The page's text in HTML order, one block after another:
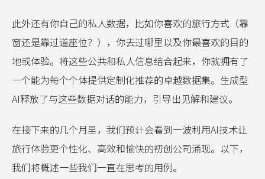
此外还有你自己的私人数据，比如你喜欢的旅行方式（靠
窗还是靠过道座位？），你去过哪里以及你最喜欢的目的
地或体验。将这些公共和私人信息结合起来，你就拥有了
一个能为每个个体提供定制化推荐的卓越数据集。生成型
AI释放了与这些数据对话的能力，引导出见解和建议。
在接下来的几个月里，我们预计会看到一波利用AI技术让
旅行体验更个性化、高效和愉快的初创公司涌现。以下，
我们将概述一些我们一直在思考的用例。